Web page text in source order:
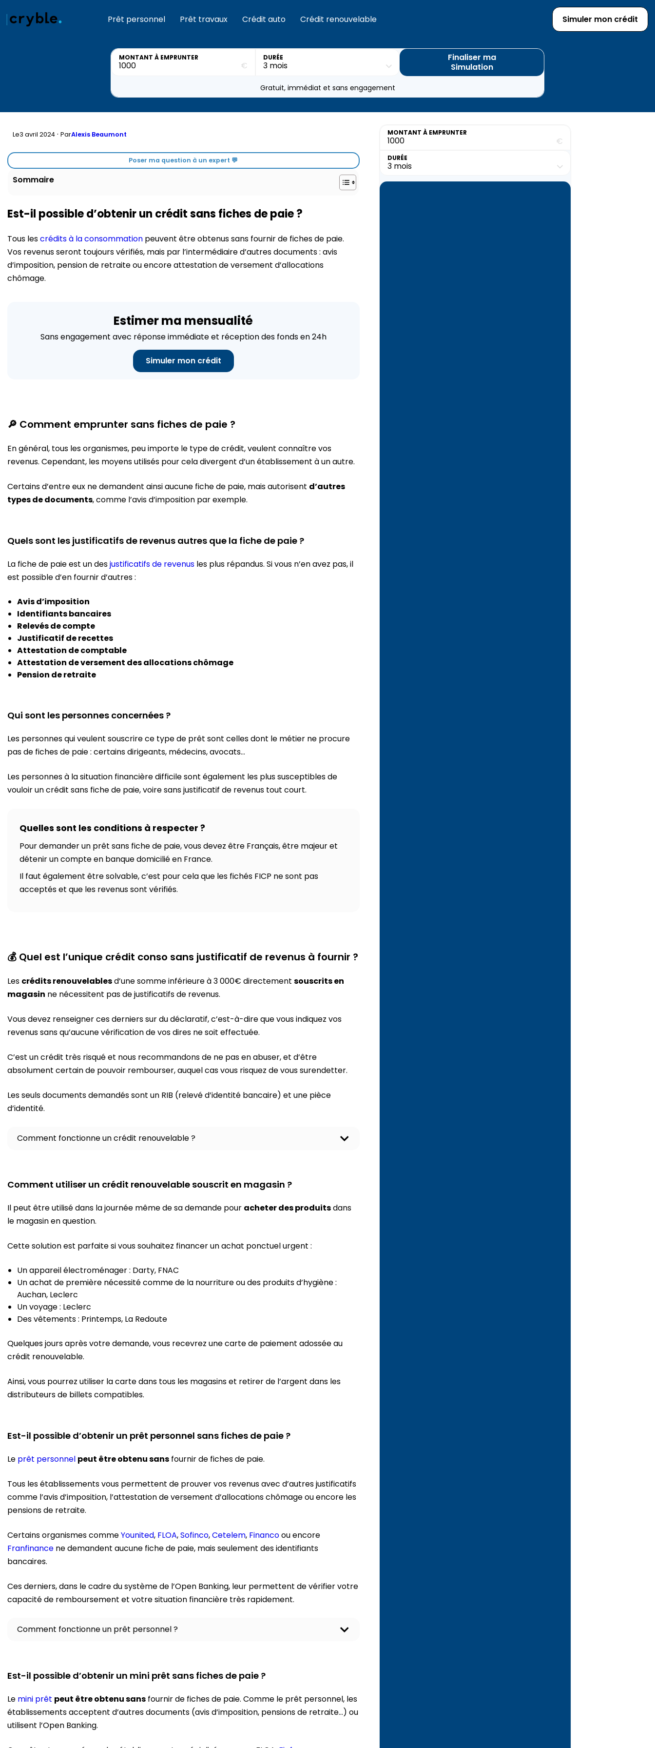
Prêt personnel Prêt travaux Crédit auto Crédit renouvelable Simuler mon crédit
MONTANT À EMPRUNTER
€
DURÉE
Finaliser ma
Simulation
Gratuit, immédiat et sans engagement
Le3 avril 2024· ParAlexis Beaumont
Poser ma question à un expert 💬
Sommaire
Est-il possible d’obtenir un crédit sans fiches de paie ?
Tous lescrédits à la consommation peuvent être obtenus sans fournir de fiches de paie.
Vos revenus seront toujours vérifiés, mais par l’intermédiaire d’autres documents : avis
d’imposition, pension de retraite ou encore attestation de versement d’allocations
chômage.
Estimer ma mensualité
Sans engagement avec réponse immédiate et réception des fonds en 24h
Simuler mon crédit
🔎 Comment emprunter sans fiches de paie ?
En général, tous les organismes, peu importe le type de crédit, veulent connaître vos
revenus. Cependant, les moyens utilisés pour cela divergent d’un établissement à un autre.
Certains d’entre eux ne demandent ainsi aucune fiche de paie, mais autorisent d’autres
types de documents, comme l’avis d’imposition par exemple.
Quels sont les justificatifs de revenus autres que la fiche de paie ?
La fiche de paie est un desjustificatifs de revenus les plus répandus. Si vous n’en avez pas, il
est possible d’en fournir d’autres :
Avis d’imposition
Identifiants bancaires
Relevés de compte
Justificatif de recettes
Attestation de comptable
Attestation de versement des allocations chômage
Pension de retraite
Qui sont les personnes concernées ?
Les personnes qui veulent souscrire ce type de prêt sont celles dont le métier ne procure
pas de fiches de paie : certains dirigeants, médecins, avocats…
Les personnes à la situation financière difficile sont également les plus susceptibles de
vouloir un crédit sans fiche de paie, voire sans justificatif de revenus tout court.
Quelles sont les conditions à respecter ?
Pour demander un prêt sans fiche de paie, vous devez être Français, être majeur et
détenir un compte en banque domicilié en France.
Il faut également être solvable, c’est pour cela que les fichés FICP ne sont pas
acceptés et que les revenus sont vérifiés.
💰 Quel est l’unique crédit conso sans justificatif de revenus à fournir ?
Les crédits renouvelablesd’une somme inférieure à 3 000€ directement souscrits en
magasin ne nécessitent pas de justificatifs de revenus.
Vous devez renseigner ces derniers sur du déclaratif, c’est-à-dire que vous indiquez vos
revenus sans qu’aucune vérification de vos dires ne soit effectuée.
C’est un crédit très risqué et nous recommandons de ne pas en abuser, et d’être
absolument certain de pouvoir rembourser, auquel cas vous risquez de vous surendetter.
Les seuls documents demandés sont un RIB (relevé d’identité bancaire) et une pièce
d’identité.
c
Comment fonctionne un crédit renouvelable ?
Comment utiliser un crédit renouvelable souscrit en magasin ?
Il peut être utilisé dans la journée même de sa demande pour acheter des produitsdans
le magasin en question.
Cette solution est parfaite si vous souhaitez financer un achat ponctuel urgent :
Un appareil électroménager : Darty, FNAC
Un achat de première nécessité comme de la nourriture ou des produits d’hygiène :
Auchan, Leclerc
Un voyage : Leclerc
Des vêtements : Printemps, La Redoute
Quelques jours après votre demande, vous recevrez une carte de paiement adossée au
crédit renouvelable.
Ainsi, vous pourrez utiliser la carte dans tous les magasins et retirer de l’argent dans les
distributeurs de billets compatibles.
Est-il possible d’obtenir un prêt personnel sans fiches de paie ?
Le prêt personnel peut être obtenu sans fournir de fiches de paie.
Tous les établissements vous permettent de prouver vos revenus avec d’autres justificatifs
comme l’avis d’imposition, l’attestation de versement d’allocations chômage ou encore les
pensions de retraite.
Certains organismes commeYounited, FLOA,Sofinco,Cetelem, Financoou encore
Franfinance ne demandent aucune fiche de paie, mais seulement des identifiants
bancaires.
Ces derniers, dans le cadre du système de l’Open Banking, leur permettent de vérifier votre
capacité de remboursement et votre situation financière très rapidement.
c
o
Comment fonctionne un prêt personnel ?
Est-il possible d’obtenir un mini prêt sans fiches de paie ?
Le mini prêt peut être obtenu sans fournir de fiches de paie. Comme le prêt personnel, les
établissements acceptent d’autres documents (avis d’imposition, pensions de retraite…) ou
utilisent l’Open Banking.
MONTANT À EMPRUNTER
€
DURÉE